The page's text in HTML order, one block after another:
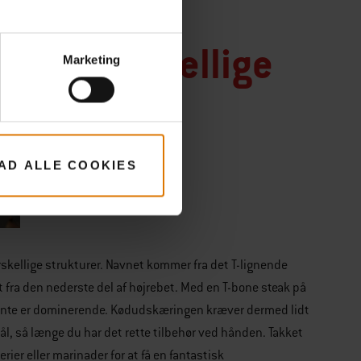
Marketing
ALLE COOKIES
med forskellige
strukturer. Navnet kommer fra det T-lignende
den nederste del af højrebet. Med en T-bone steak på
er dominerende. Kødudskæringen kræver dermed lidt
så længe du har det rette tilbehør ved hånden. Takket
eller marinader for at få en fantastisk